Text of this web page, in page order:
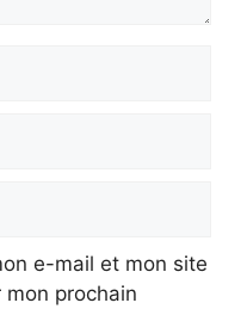
e-mail et mon site
prochain